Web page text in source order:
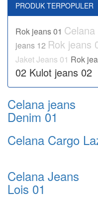
PRODUK TERPOPULER
Rok jeans 01
jeans 12 Rok jeans
Jaket Jeans 01 Rok
02 Kulot jeans 02
Celana jeans
Denim 01
Celana Cargo
Celana Jeans
Lois 01